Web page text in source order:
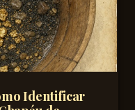
Identificar